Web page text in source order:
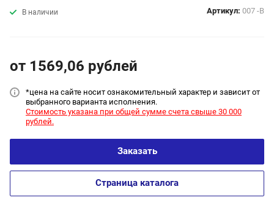
В наличии Артикул: 007 -В
от 1569,06 рублей
*цена на сайте носит ознакомительный характер и зависит от
выбранного варианта исполнения.
Стоимость указана при общей сумме счета свыше 30 000
рублей.
Заказать
Страница каталога